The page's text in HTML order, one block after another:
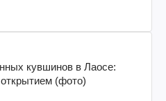
кувшинов в Лаосе:
(фото)